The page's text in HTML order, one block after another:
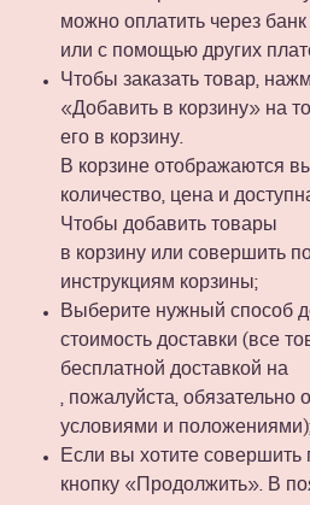
можно оплатить через
или с помощью других
Чтобы заказать товар,
«Добавить в корзину» на
его в корзину.
В корзине отображаются
количество, цена и
Чтобы добавить товары
в корзину или совершить
инструкциям корзины;
Выберите нужный способ
стоимость доставки (все
бесплатной доставкой на
, пожалуйста, обязательно
условиями и
Если вы хотите совершить
кнопку «Продолжить». В